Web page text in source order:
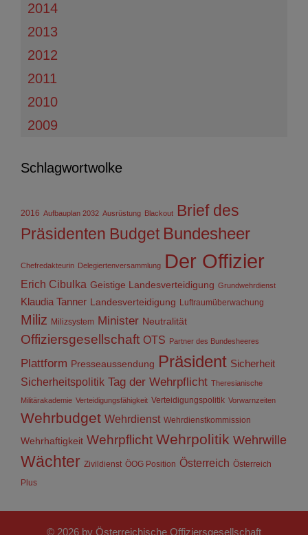
2014
2013
2012
2011
2010
2009
Schlagwortwolke
2016 Aufbauplan 2032 Ausrüstung Blackout Brief des
Präsidenten Budget Bundesheer
Chefredakteurin Delegiertenversammlung Der Offizier
Erich Cibulka Geistige Landesverteidigung Grundwehrdienst
Klaudia Tanner Landesverteidigung Luftraumüberwachung
Miliz Milizsystem Minister Neutralität
Offiziersgesellschaft OTS Partner des Bundesheeres
Plattform Presseaussendung Präsident Sicherheit
Sicherheitspolitik Tag der Wehrpflicht Theresianische
Militärakademie Verteidigungsfähigkeit Verteidigungspolitik Vorwarnzeiten
Wehrbudget Wehrdienst Wehrdienstkommission
Wehrhaftigkeit Wehrpflicht Wehrpolitik Wehrwille
Wächter Zivildienst ÖOG Position Österreich Österreich
Plus
© 2026 by Österreichische Offiziersgesellschaft